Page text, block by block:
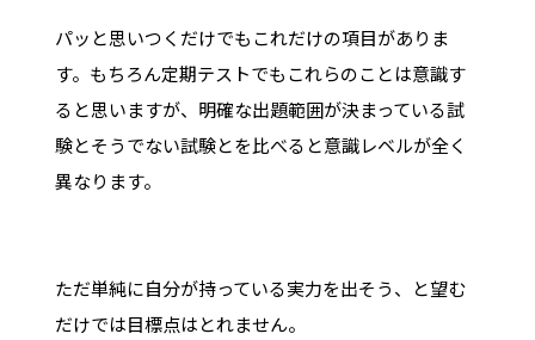
パッと思いつくだけでもこれだけの項目がありま
す。もちろん定期テストでもこれらのことは意識す
ると思いますが、明確な出題範囲が決まっている試
験とそうでない試験とを比べると意識レベルが全く
異なります。
ただ単純に自分が持っている実力を出そう、と望む
だけでは目標点はとれません。